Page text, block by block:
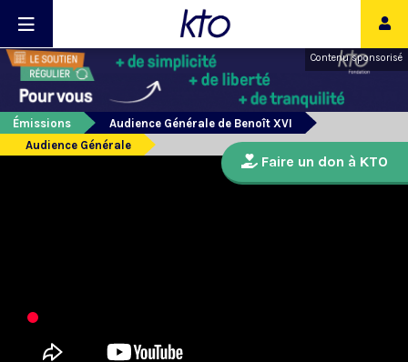
Contenu sponsorisé
Émissions
Audience Générale de Benoît XVI
Audience Générale
Faire un don à KTO